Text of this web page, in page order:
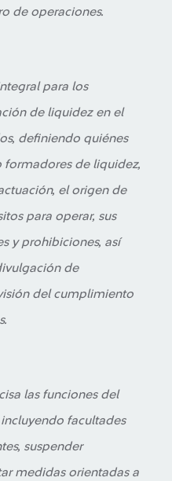
de operaciones.
para los
de liquidez en el
definiendo quiénes
formadores de liquidez,
el origen de
para operar, sus
y prohibiciones, así
de
del cumplimiento
las funciones del
facultades
suspender
medidas orientadas a